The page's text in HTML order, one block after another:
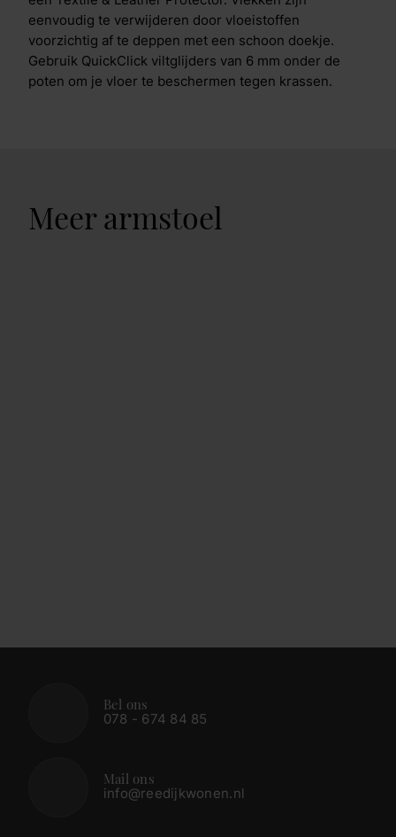
eenvoudig te verwijderen door vloeistoffen
voorzichtig af te deppen met een schoon doekje.
Gebruik QuickClick viltglijders van 6 mm onder de
poten om je vloer te beschermen tegen krassen.
Meer armstoel
Bel ons
078 - 674 84 85
Mail ons
info@reedijkwonen.nl